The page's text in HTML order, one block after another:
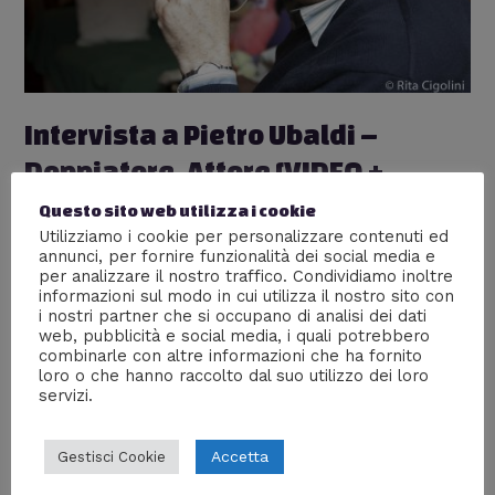
Intervista a Pietro Ubaldi –
Doppiatore, Attore [VIDEO +
BONUS]
Lascia un commento /Interviste,Mente Digitale TV,
VIDEO INTERVISTE/ DiWilliam J
Abbiamo fatto una bella chiacchierata con Pietro Ubaldi,
l’uomo che ha prestato la voce a Doraemon, Patrick
Stella, Cap. Barbossa, Conte Dacula, Four (Bim Bum
Bam), Scooby-Doo, Lanterna Verde e moltissimi altri
personaggi, riportando anche delle domande che ci
Questo sito web utilizza i cookie
Utilizziamo i cookie per personalizzare contenuti ed
annunci, per fornire funzionalità dei social media e
per analizzare il nostro traffico. Condividiamo inoltre
informazioni sul modo in cui utilizza il nostro sito con
i nostri partner che si occupano di analisi dei dati
web, pubblicità e social media, i quali potrebbero
combinarle con altre informazioni che ha fornito
loro o che hanno raccolto dal suo utilizzo dei loro
servizi.
Gestisci Cookie Accetta